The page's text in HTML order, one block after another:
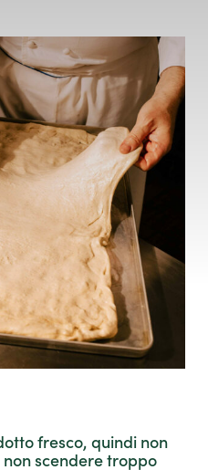
fresco, quindi non
scendere troppo